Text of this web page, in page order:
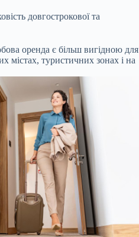
довгострокової та
оренда є більш вигідною для
містах, туристичних зонах і на